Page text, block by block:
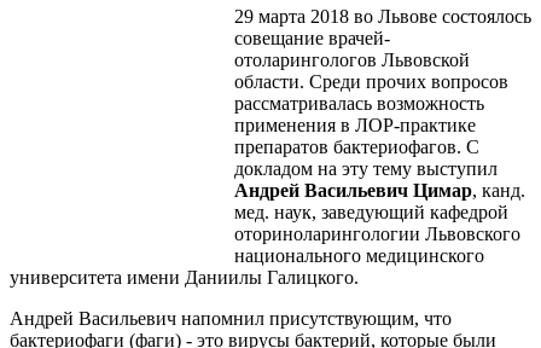
29 марта 2018 во Львове состоялось
совещание врачей-
отоларингологов Львовской
области. Среди прочих вопросов
рассматривалась возможность
применения в ЛОР-практике
препаратов бактериофагов. С
докладом на эту тему выступил
Андрей Васильевич Цимар, канд.
мед. наук, заведующий кафедрой
оториноларингологии Львовского
национального медицинского
университета имени Даниилы Галицкого.
Андрей Васильевич напомнил присутствующим, что
бактериофаги (фаги) - это вирусы бактерий, которые были